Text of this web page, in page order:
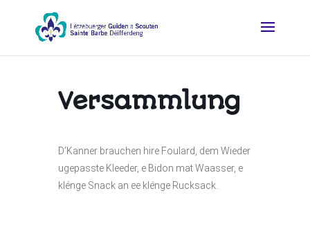
Versammlung
D’Kanner brauchen hire Foulard, dem Wieder
ugepasste Kleeder, e Bidon mat Waasser, e
klénge Snack an ee klénge Rucksack.